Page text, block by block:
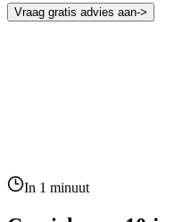
Vraag gratis advies aan->
In 1 minuut